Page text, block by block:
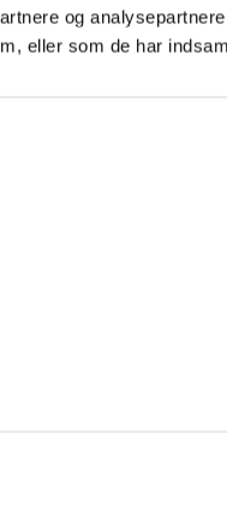
og
eller som de har